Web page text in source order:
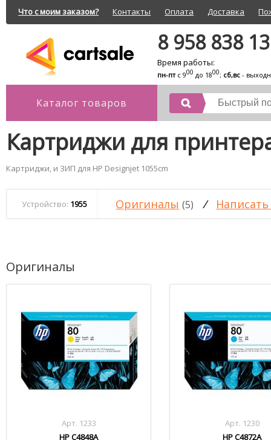
Что с моим заказом? Контакты Оплата Доставка
8 958 838
Время работы:
пн-птс 900 до 1800; сб,вс -
Каталог товаров
Картриджи для
Картриджи, и ЗИП для HP Designjet 1055cm
Устройство: 1955 Оригиналы (5) /
Оригиналы
Арт. 1233
HP C4848A
Арт. 1230
HP C4872A